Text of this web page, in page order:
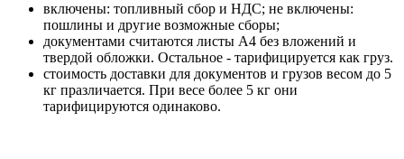
включены: топливный сбор и НДС; не включены:
пошлины и другие возможные сборы;
документами считаются листы А4 без вложений и
твердой обложки. Остальное - тарифицируется как груз.
стоимость доставки для документов и грузов весом до 5
кг празличается. При весе более 5 кг они
тарифицируются одинаково.